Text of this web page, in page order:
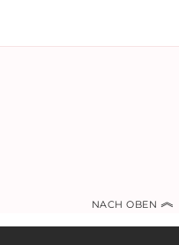
NACH OBEN ︽